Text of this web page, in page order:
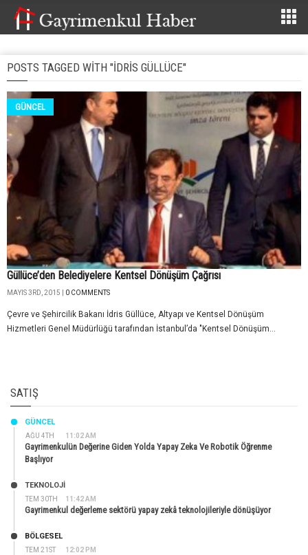
POSTS TAGGED WITH "İDRIS GÜLLÜCE"
GÜNCEL
Güllüce’den Belediyelere Kentsel Dönüşüm Çağrısı
MAYIS 3RD, 2015 | 0 COMMENTS
Çevre ve Şehircilik Bakanı İdris Güllüce, Altyapı ve Kentsel Dönüşüm
Hizmetleri Genel Müdürlüğü tarafından İstanbul’da "Kentsel Dönüşüm...
SATIŞ
AĞU 4TH 11:02 AM
GÜNCEL
Gayrimenkulün Değerine Giden Yolda Yapay Zeka Ve Robotik Öğrenme
Başlıyor
TEM 30TH 11:42 AM
TEKNOLOJİ
Gayrimenkul değerleme sektörü yapay zekâ teknolojileriyle dönüşüyor
TEM 21ST 12:02 PM
BÖLGESEL